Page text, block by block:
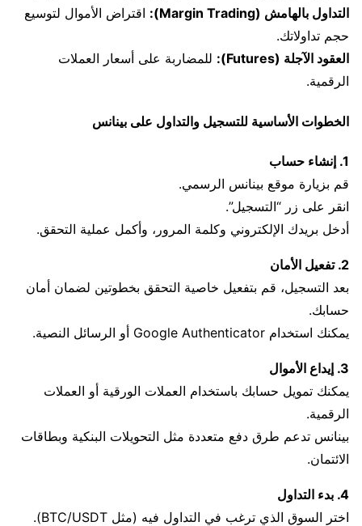
التداول بالهامش (Margin Trading):
اقتراض الأموال لتوسيع
حجم تداولاتك.
العقود الآجلة (Futures):
للمضاربة على أسعار العملات
الرقمية.
الخطوات الأساسية للتسجيل والتداول على بينانس
1. إنشاء حساب
قم بزيارة موقع بينانس الرسمي.
انقر على زر “التسجيل”.
أدخل بريدك الإلكتروني وكلمة المرور، وأكمل عملية التحقق.
2. تفعيل الأمان
بعد التسجيل، قم بتفعيل خاصية التحقق بخطوتين لضمان أمان
حسابك.
يمكنك استخدام Google Authenticator أو الرسائل النصية.
3. إيداع الأموال
يمكنك تمويل حسابك باستخدام العملات الورقية أو العملات
الرقمية.
بينانس تدعم طرق دفع متعددة مثل التحويلات البنكية وبطاقات
الائتمان.
4. بدء التداول
اختر السوق الذي ترغب في التداول فيه (مثل BTC/USDT).